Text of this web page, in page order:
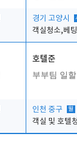
경기 고양시
객실청소,베
호텔준
부부팀 일
인천 중구 월
객실 및 호텔